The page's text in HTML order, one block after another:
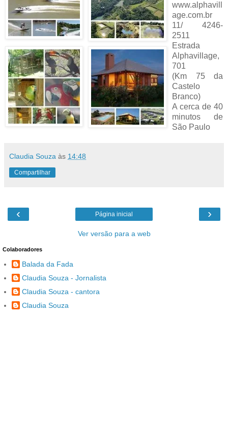
www.alphavill
age.com.br
11/ 4246-
2511
Estrada
Alphavillage,
701
(Km 75 da
Castelo
Branco)
A cerca de 40
minutos de
São Paulo
Claudia Souza às 14:48
Compartilhar
‹ ›
Página inicial
Ver versão para a web
Colaboradores
Balada da Fada
Claudia Souza - Jornalista
Claudia Souza - cantora
Claudia Souza